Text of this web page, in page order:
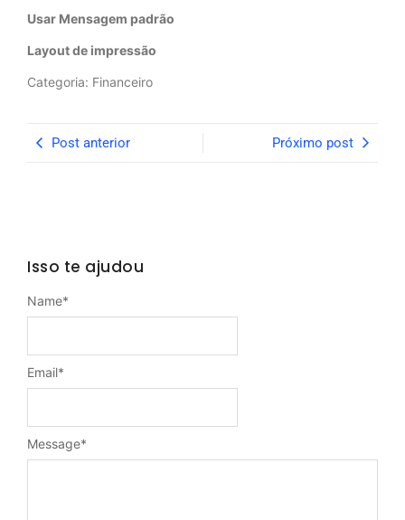
Usar Mensagem padrão
Layout de impressão
Categoria: Financeiro
Post anterior Próximo post
Isso te ajudou
Message*
Name*
Email*